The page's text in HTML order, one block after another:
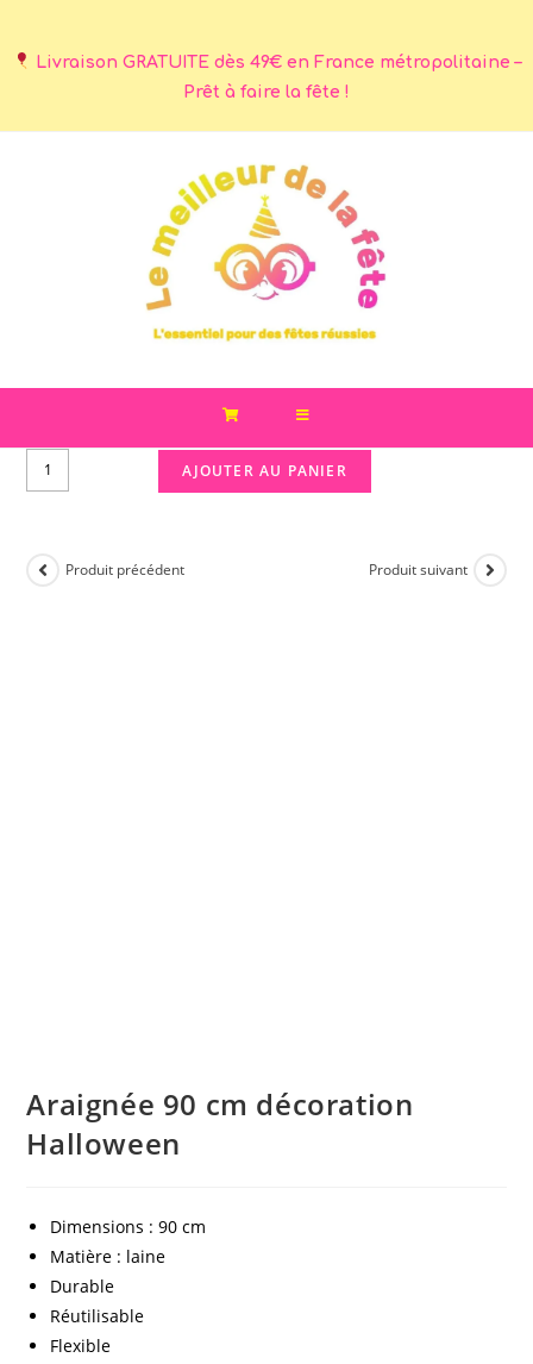
Livraison GRATUITE dès 49€ en France métropolitaine –
Prêt à faire la fête !
AJOUTER AU PANIER
Produit précédent Produit suivant
Araignée 90 cm décoration
Halloween
Dimensions : 90 cm
Matière : laine
Durable
Réutilisable
Flexible